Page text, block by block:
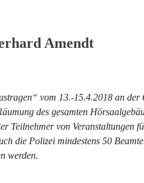
Amendt
vom 13.-15.4.2018 an
des gesamten
von Veranstaltungen
die Polizei mindestens 50
werden.